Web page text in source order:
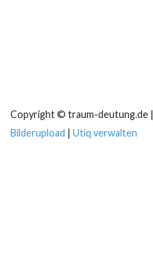
Copyright © traum-deutung.de |
Bilderupload | Utiq verwalten